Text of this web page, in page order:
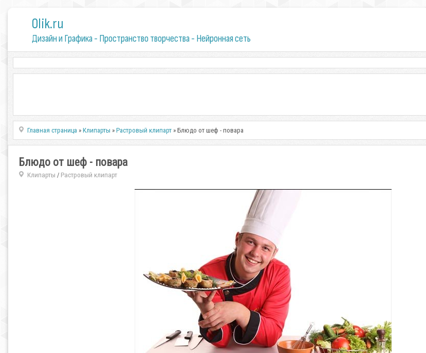
0lik.ru
Дизайн и Графика - Пространство творчества - Нейронная сеть
Главная страница »Клипарты »Растровый клипарт » Блюдо от шеф - повара
Блюдо от шеф - повара
Клипарты / Растровый клипарт